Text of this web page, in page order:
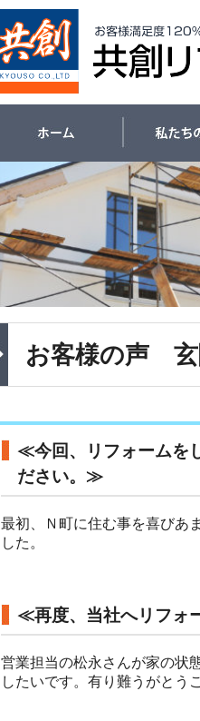
お客様の声 玄
≪今回、リフォームを
ださい。≫
最初、Ｎ町に住む事を喜びあ
した。
≪再度、当社へリフォ
営業担当の松永さんが家の状
したいです。有り難うがとう